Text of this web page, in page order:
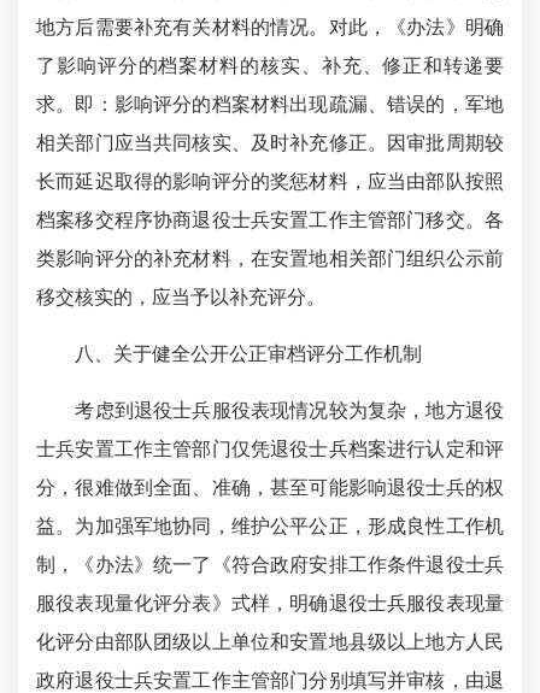
地方后需要补充有关材料的情况。对此，《办法》明确
了影响评分的档案材料的核实、补充、修正和转递要
求。即：影响评分的档案材料出现疏漏、错误的，军地
相关部门应当共同核实、及时补充修正。因审批周期较
长而延迟取得的影响评分的奖惩材料，应当由部队按照
档案移交程序协商退役士兵安置工作主管部门移交。各
类影响评分的补充材料，在安置地相关部门组织公示前
移交核实的，应当予以补充评分。
八、关于健全公开公正审档评分工作机制
考虑到退役士兵服役表现情况较为复杂，地方退役
士兵安置工作主管部门仅凭退役士兵档案进行认定和评
分，很难做到全面、准确，甚至可能影响退役士兵的权
益。为加强军地协同，维护公平公正，形成良性工作机
制，《办法》统一了《符合政府安排工作条件退役士兵
服役表现量化评分表》式样，明确退役士兵服役表现量
化评分由部队团级以上单位和安置地县级以上地方人民
政府退役士兵安置工作主管部门分别填写并审核，由退